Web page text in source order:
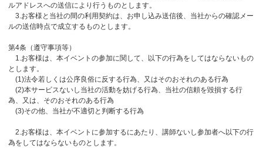
ルアドレスへの送信により行うものとします。
3.お客様と当社の間の利用契約は、お申し込み送信後、当社からの確認メー
ルの送信時点で成立するものとします。
第4条（遵守事項等）
1.お客様は、本イベントの参加に関して、以下の行為をしてはならないもの
とします。
(1)法令若しくは公序良俗に反する行為、又はそのおそれのある行為
(2)本サービスないし当社の活動を妨げる行為、当社の信頼を毀損する行
為、又は、そのおそれのある行為
(3)その他、当社が不適切と判断する行為
2.お客様は、本イベントに参加するにあたり、講師ないし参加者へ以下の行
為をしてはならないものとします。